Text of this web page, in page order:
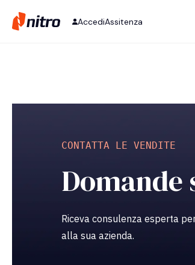
AccediAssitenza
CONTATTA LE VENDITE
Domande
Riceva consulenza esperta
alla sua azienda.